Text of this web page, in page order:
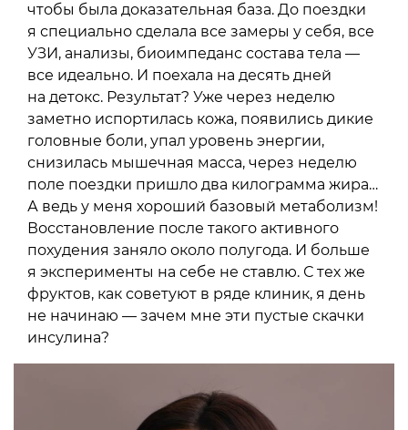
чтобы была доказательная база. До поездки
я специально сделала все замеры у себя, все
УЗИ, анализы, биоимпеданс состава тела —
все идеально. И поехала на десять дней
на детокс. Результат? Уже через неделю
заметно испортилась кожа, появились дикие
головные боли, упал уровень энергии,
снизилась мышечная масса, через неделю
поле поездки пришло два килограмма жира…
А ведь у меня хороший базовый метаболизм!
Восстановление после такого активного
похудения заняло около полугода. И больше
я эксперименты на себе не ставлю. С тех же
фруктов, как советуют в ряде клиник, я день
не начинаю — зачем мне эти пустые скачки
инсулина?